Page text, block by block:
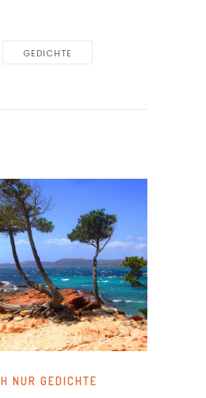
GEDICHTE
NUR GEDICHTE